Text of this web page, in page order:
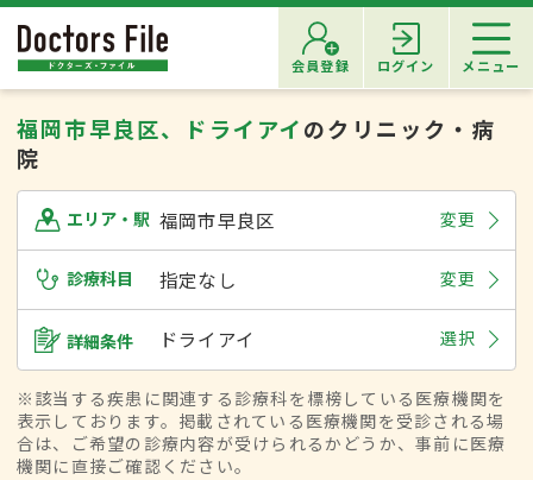
会員登録 ログイン メニュー
福岡市早良区、ドライアイのクリニック・病
院
エリア・駅 福岡市早良区 変更
診療科目 指定なし 変更
詳細条件 ドライアイ 選択
※該当する疾患に関連する診療科を標榜している医療機関を
表示しております。掲載されている医療機関を受診される場
合は、ご希望の診療内容が受けられるかどうか、事前に医療
機関に直接ご確認ください。